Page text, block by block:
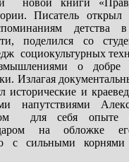
Писатель открыл
детства
поделился со
социокультурных
о добре
Излагая
исторические и
напутствиями
для себя опыте
на обложке
с сильными